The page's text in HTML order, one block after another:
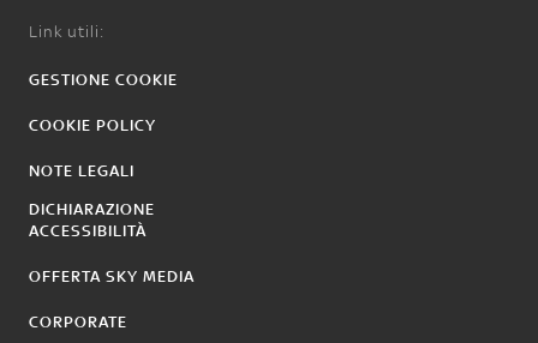
Link utili:
GESTIONE COOKIE
COOKIE POLICY
NOTE LEGALI
DICHIARAZIONE
ACCESSIBILITÀ
OFFERTA SKY MEDIA
CORPORATE